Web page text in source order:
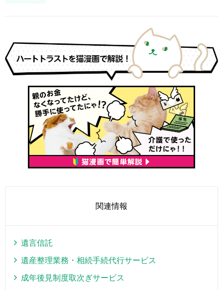
関連情報
遺言信託
遺産整理業務・相続手続代行サービス
成年後見制度取次ぎサービス